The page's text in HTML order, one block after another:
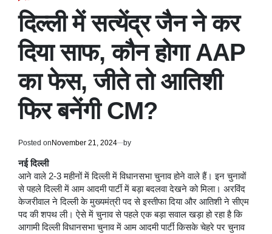
IN
दिल्ली में सत्येंद्र जैन ने कर
दिया साफ, कौन होगा AAP
का फेस, जीते तो आतिशी
फिर बनेंगी CM?
Posted onNovember 21, 2024 by
नई दिल्ली
आने वाले 2-3 महीनों में दिल्ली में विधानसभा चुनाव होने वाले हैं। इन चुनावों
से पहले दिल्ली में आम आदमी पार्टी में बड़ा बदलवा देखने को मिला। अरविंद
केजरीवाल ने दिल्ली के मुख्यमंत्री पद से इस्तीफा दिया और आतिशी ने सीएम
पद की शपथ ली। ऐसे में चुनाव से पहले एक बड़ा सवाल खड़ा हो रहा है कि
आगामी दिल्ली विधानसभा चुनाव में आम आदमी पार्टी किसके चेहरे पर चुनाव